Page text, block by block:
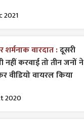
2021
वारदात :दूसरी
नहीं करवाई तो तीन जनों ने
वीडियो वायरल किया
2020